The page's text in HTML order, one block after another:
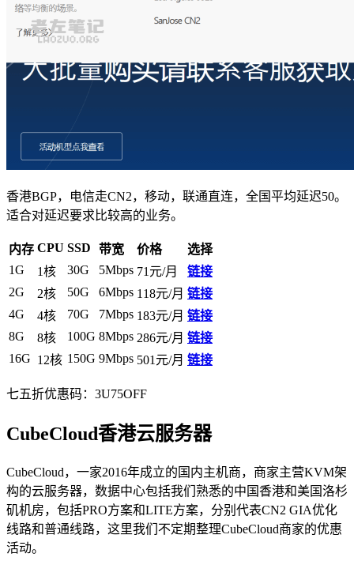
香港BGP，电信走CN2，移动，联通直连，全国平均延迟50。
适合对延迟要求比较高的业务。
内存 CPU SSD 带宽 价格
选择
1G
1核 30G 5Mbps 71元/月
链接
2G
2核 50G 6Mbps 118元/月 链接
4G
4核 70G 7Mbps 183元/月 链接
8G
8核 100G 8Mbps 286元/月 链接
16G 12核 150G 9Mbps 501元/月 链接
七五折优惠码： 3U75OFF
CubeCloud香港云服务器
CubeCloud，一家2016年成立的国内主机商，商家主营KVM架
构的云服务器，数据中心包括我们熟悉的中国香港和美国洛杉
矶机房，包括PRO方案和LITE方案，分别代表CN2 GIA优化
线路和普通线路，这里我们不定期整理CubeCloud商家的优惠
活动。